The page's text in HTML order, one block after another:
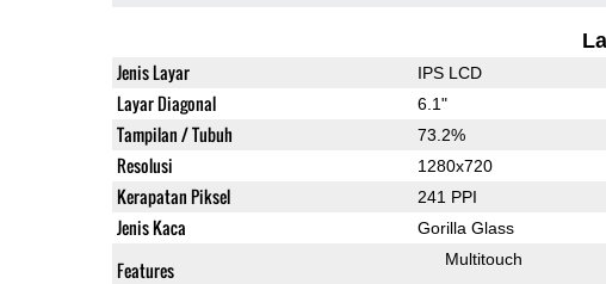
Jenis Layar IPS LCD
Layar Diagonal 6.1"
Tampilan / Tubuh 73.2%
Resolusi 1280x720
Kerapatan Piksel 241 PPI
Jenis Kaca Gorilla Glass
Features Multitouch